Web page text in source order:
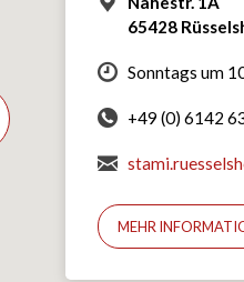
65428
Sonntags um
+49 (0) 6142
MEHR